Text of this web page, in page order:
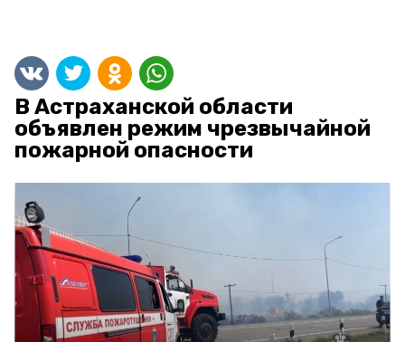
В Астраханской области
объявлен режим чрезвычайной
пожарной опасности